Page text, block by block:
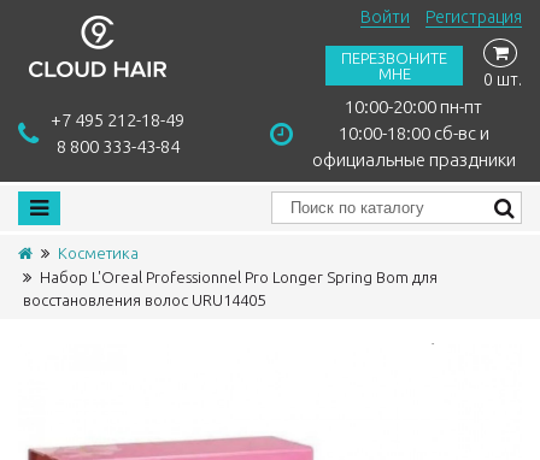
+7 495 212-18-49
8 800 333-43-84
10:00-20:00 пн-пт
10:00-18:00 сб-вс и
официальные праздники
Войти Регистрация
ПЕРЕЗВОНИТЕ
МНЕ
0 шт.
Косметика
Набор L'Oreal Professionnel Pro Longer Spring Bom для
восстановления волос URU14405